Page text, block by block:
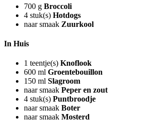
700 g Broccoli
4 stuk(s) Hotdogs
naar smaak Zuurkool
In Huis
1 teentje(s) Knoflook
600 ml Groentebouillon
150 ml Slagroom
naar smaak Peper en zout
4 stuk(s) Puntbroodje
naar smaak Boter
naar smaak Mosterd